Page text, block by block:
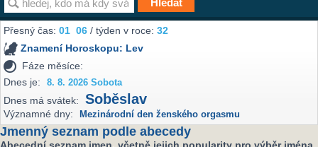
Přesný čas:01 06 / týden v roce:32
Znamení Horoskopu: Lev
Fáze měsíce:
Dnes je:
8. 8. 2026 Sobota
Dnes má svátek: Soběslav
Významné dny: Mezinárodní den ženského orgasmu
Jmenný seznam podle abecedy